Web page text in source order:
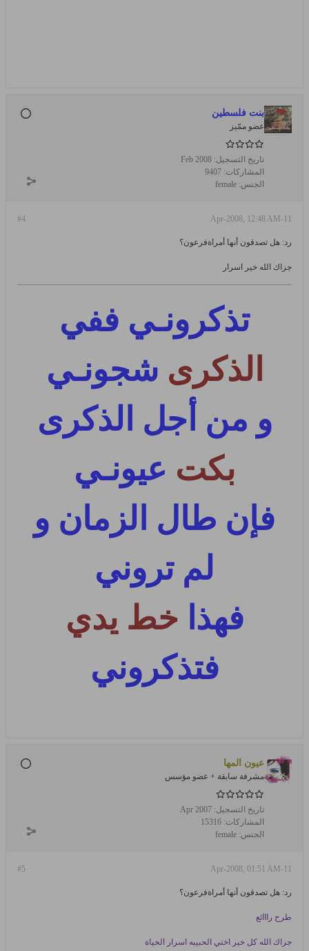
بنت فلسطين
عضو ممّيز
تاريخ التسجيل: Feb 2008
المشاركات: 9407
الجنس: female
#4 11-Apr-2008, 12:48 AM
رد: هل تصدقون أنها أمراةفرعون؟
جزاك الله خير اسرار
تذكرونـي ففي
الذكرى شجونـي
و من أجل الذكرى
بكت عيونـي
فإن طال الزمان و
لم تروني
فهذا خط يدي
فتذكروني
عيون المها
مشرفة سابقة + عضو مؤسس
تاريخ التسجيل: Apr 2007
المشاركات: 15316
الجنس: female
#5 11-Apr-2008, 01:51 AM
رد: هل تصدقون أنها أمراةفرعون؟
طرح رااائع
جزاك الله كل خير اختي الحبيبه اسرار الحياة